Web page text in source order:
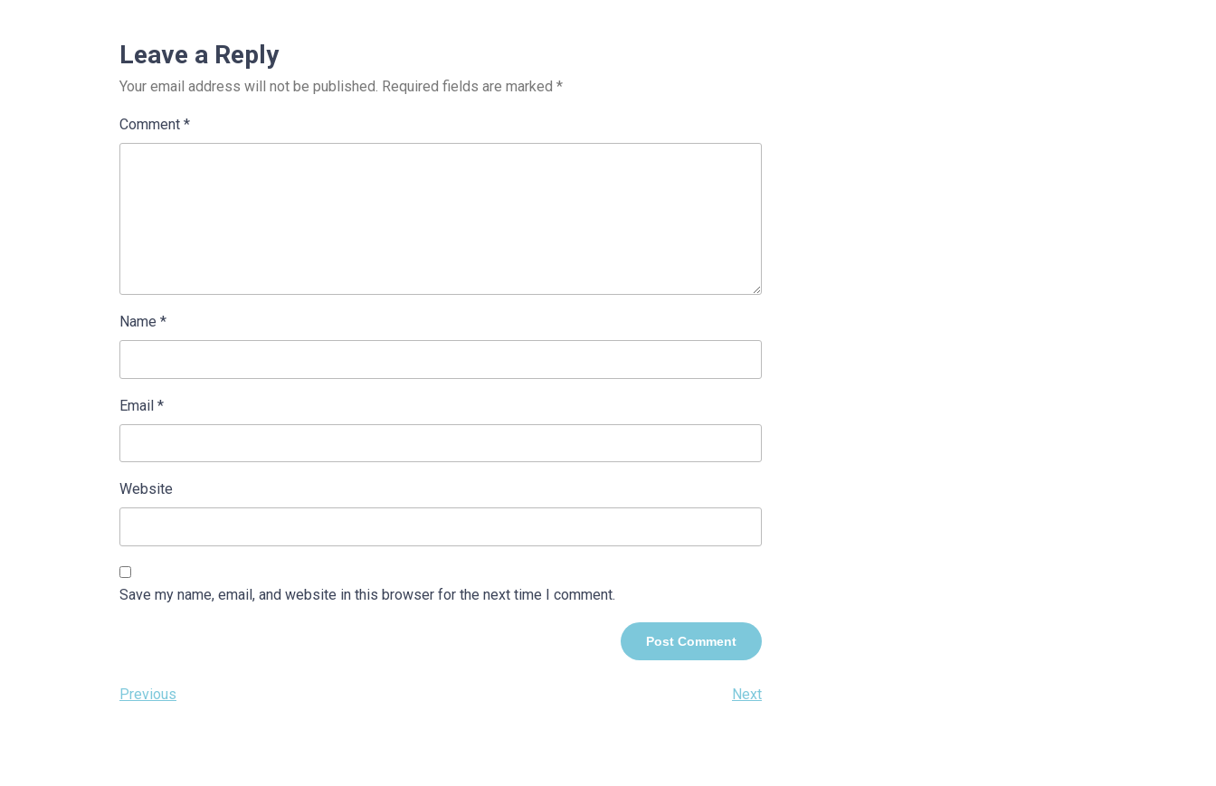
Leave a Reply
Your email address will not be published. Required fields are marked *
Comment *
Name *
Email *
Website
Save my name, email, and website in this browser for the next time I comment.
Post
Previous
Previous
Next
Next